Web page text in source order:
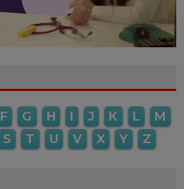
F G H I J K L
M
S T U V X Y Z